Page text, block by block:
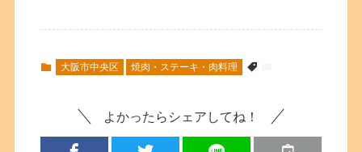
大阪市中央区 焼肉・ステーキ・肉料理
よかったらシェアしてね！